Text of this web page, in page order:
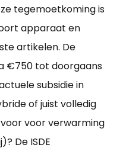
tegemoetkoming is
apparaat en
artikelen. De
€750 tot doorgaans
subsidie in
of juist volledig
voor verwarming
De ISDE